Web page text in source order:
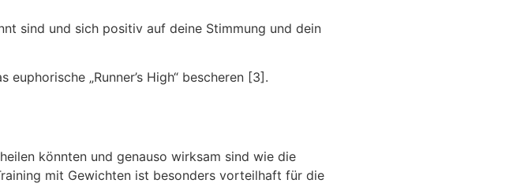
sind und sich positiv auf deine Stimmung und dein
„Runner’s High“ bescheren [3].
könnten und genauso wirksam sind wie die
mit Gewichten ist besonders vorteilhaft für die